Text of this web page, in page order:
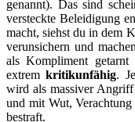
genannt). Das sind
versteckte Beleidigung
macht, siehst du in dem
verunsichern und
als Kompliment
extremkritikunfähig.
wird als massiver Angriff
und mit Wut,
bestraft.